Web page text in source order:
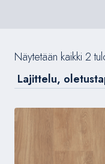
Näytetään kaikki 2